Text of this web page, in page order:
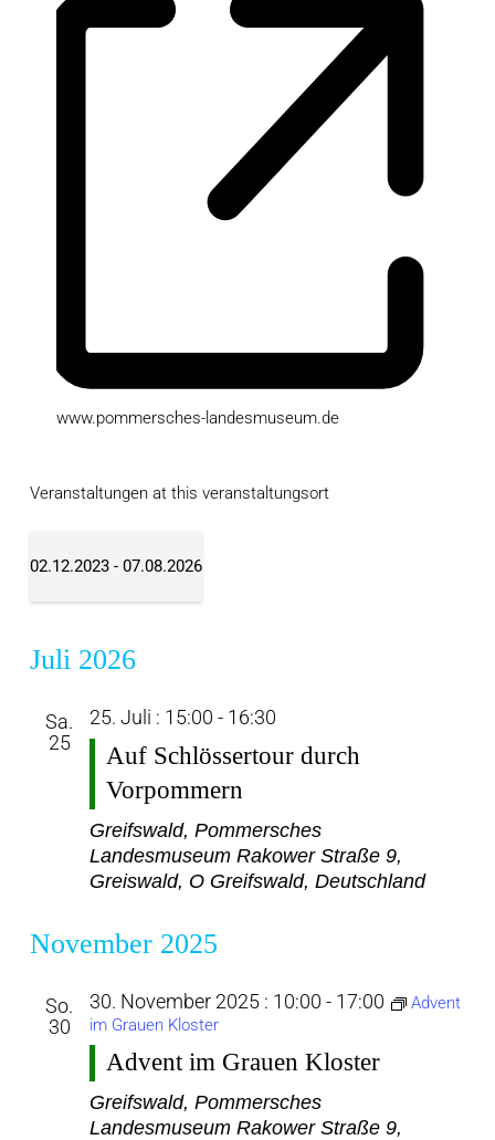
www.pommersches-landesmuseum.de
Veranstaltungen at this veranstaltungsort
02.12.2023 - 07.08.2026
Juli 2026
Sa.
25
25. Juli : 15:00 - 16:30
Auf Schlössertour durch
Vorpommern
Greifswald, Pommersches
Landesmuseum Rakower Straße 9,
Greiswald, O Greifswald, Deutschland
November 2025
So.
30
30. November 2025 : 10:00 - 17:00
Advent
im Grauen Kloster
Advent im Grauen Kloster
Greifswald, Pommersches
Landesmuseum Rakower Straße 9,